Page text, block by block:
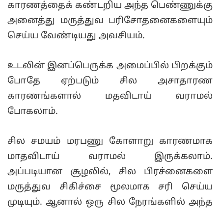
காரணத்தைக் கண்டறிய அந்த பெண்ணுக்கு
அனைத்து மருத்துவ பரிசோதனைகளையும்
செய்ய வேண்டியது அவசியம்.
உடலின் இனப்பெருக்க அமைப்பில் பிறக்கும்
போதே ஏற்படும் சில அசாதாரண
காரணங்களால் மதவிடாய் வராமல்
போகலாம்.
சில சமயம் மரபணு கோளாறு காரணமாக
மாதவிடாய் வராமல் இருக்கலாம்.
அப்படியான சூழலில், சில பிரச்னைகளை
மருத்துவ சிகிச்சை மூலமாக சரி செய்ய
முடியும். ஆனால் ஒரு சில நேரங்களில் அந்த